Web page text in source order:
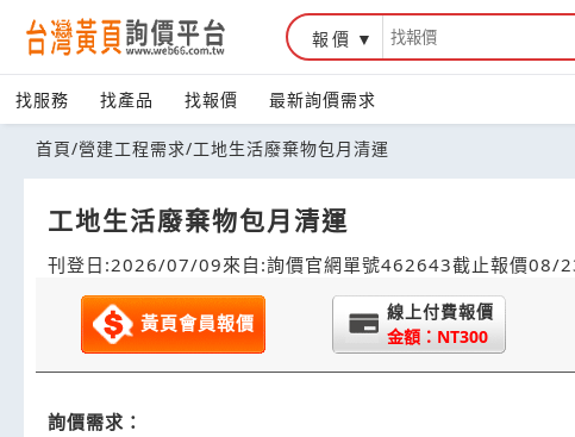
報價
找服務 找產品 找報價 最新詢價需求
首頁/營建工程需求/工地生活廢棄物包月清運
工地生活廢棄物包月清運
刊登日:2026/07/09來自:詢價官網單號462643截止報價08/
黃頁會員報價
線上付費報價
金額：NT300
詢價需求：